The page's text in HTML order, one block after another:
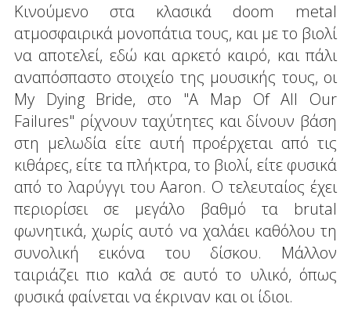
Κινούμενο στα κλασικά doom metal
ατμοσφαιρικά μονοπάτια τους, και με το βιολί
να αποτελεί, εδώ και αρκετό καιρό, και πάλι
αναπόσπαστο στοιχείο της μουσικής τους, οι
My Dying Bride, στο "A Map Of All Our
Failures" ρίχνουν ταχύτητες και δίνουν βάση
στη μελωδία είτε αυτή προέρχεται από τις
κιθάρες, είτε τα πλήκτρα, το βιολί, είτε φυσικά
από το λαρύγγι του Aaron. Ο τελευταίος έχει
περιορίσει σε μεγάλο βαθμό τα brutal
φωνητικά, χωρίς αυτό να χαλάει καθόλου τη
συνολική εικόνα του δίσκου. Μάλλον
ταιριάζει πιο καλά σε αυτό το υλικό, όπως
φυσικά φαίνεται να έκριναν και οι ίδιοι.